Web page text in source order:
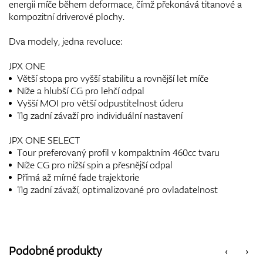
energii míče během deformace, čímž překonává titanové a
kompozitní driverové plochy.
Dva modely, jedna revoluce:
JPX ONE
Větší stopa pro vyšší stabilitu a rovnější let míče
Níže a hlubší CG pro lehčí odpal
Vyšší MOI pro větší odpustitelnost úderu
11g zadní závaží pro individuální nastavení
JPX ONE SELECT
Tour preferovaný profil v kompaktním 460cc tvaru
Níže CG pro nižší spin a přesnější odpal
Přímá až mírné fade trajektorie
11g zadní závaží, optimalizované pro ovladatelnost
‹
Podobné produkty ›